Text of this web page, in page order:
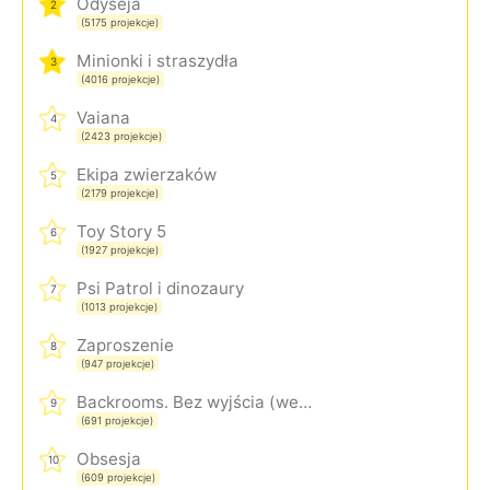
2
(5175 projekcje)
3 Minionki i straszydła
(4016 projekcje)
4 Vaiana
(2423 projekcje)
5 Ekipa zwierzaków
(2179 projekcje)
6 Toy Story 5
(1927 projekcje)
7 Psi Patrol i dinozaury
(1013 projekcje)
8 Zaproszenie
(947 projekcje)
9 Backrooms. Bez wyjścia (wersja rozszerzona)
(691 projekcje)
10 Obsesja
(609 projekcje)